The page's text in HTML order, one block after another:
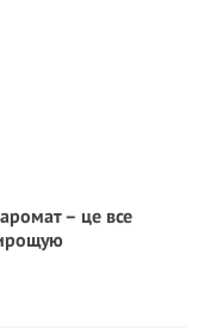
– це все